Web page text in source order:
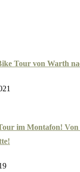
Tour von Warth
im Montafon! Von